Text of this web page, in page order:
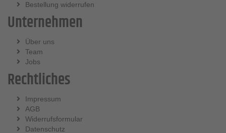
Bestellung widerrufen
Unternehmen
Über uns
Team
Jobs
Rechtliches
Impressum
AGB
Widerrufsformular
Datenschutz